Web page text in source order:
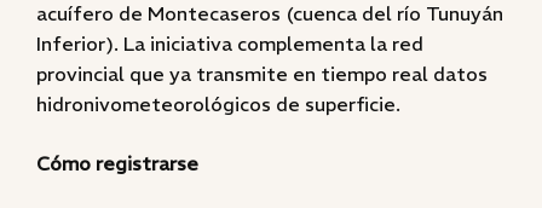
acuífero de Montecaseros (cuenca del río Tunuyán
Inferior). La iniciativa complementa la red
provincial que ya transmite en tiempo real datos
hidronivometeorológicos de superficie.
Cómo registrarse